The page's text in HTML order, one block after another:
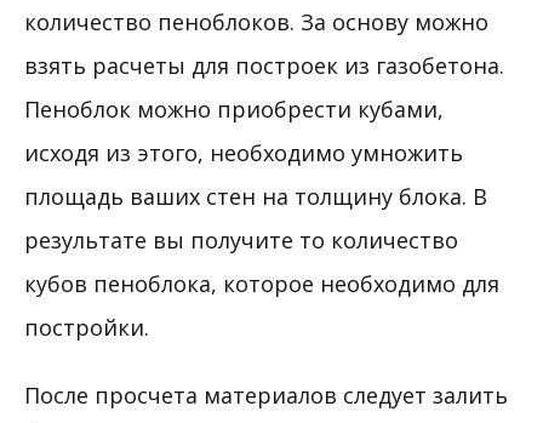
количество пеноблоков. За основу можно
взять расчеты для построек из газобетона.
Пеноблок можно приобрести кубами,
исходя из этого, необходимо умножить
площадь ваших стен на толщину блока. В
результате вы получите то количество
кубов пеноблока, которое необходимо для
постройки.
После просчета материалов следует залить